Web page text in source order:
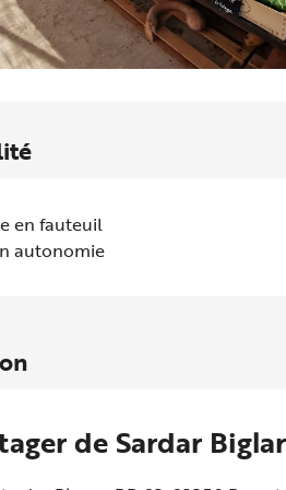
en fauteuil
autonomie
de Sardar